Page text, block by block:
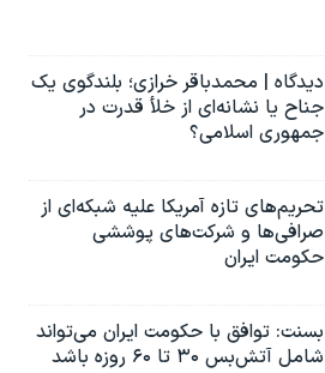
دیدگاه | محمدباقر خرازی؛ بلندگوی یک
جناح یا نشانه‌ای از خلأ قدرت در
جمهوری اسلامی؟
تحریم‌های تازه آمریکا علیه شبکه‌ای از
صرافی‌ها و شرکت‌های پوششی
حکومت ایران
بسنت: توافق با حکومت ایران می‌تواند
شامل آتش‌بس ۳۰ تا ۶۰ روزه باشد